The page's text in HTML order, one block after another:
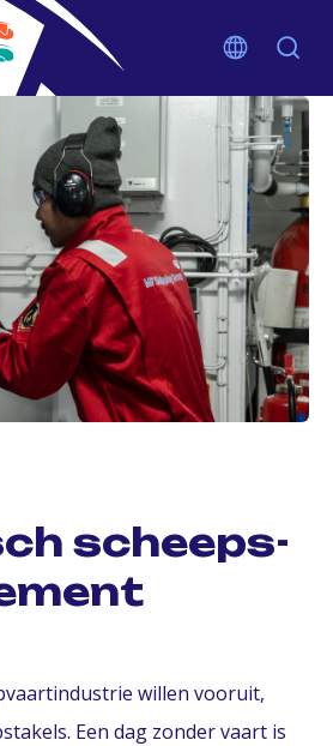
scheeps-
willen vooruit,
Een dag zonder vaart is